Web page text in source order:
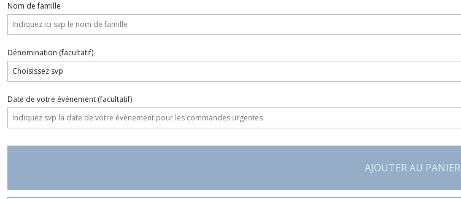
Nom de famille
Dénomination (facultatif)
Date de votre événement (facultatif)
AJOUTER AU PANIER